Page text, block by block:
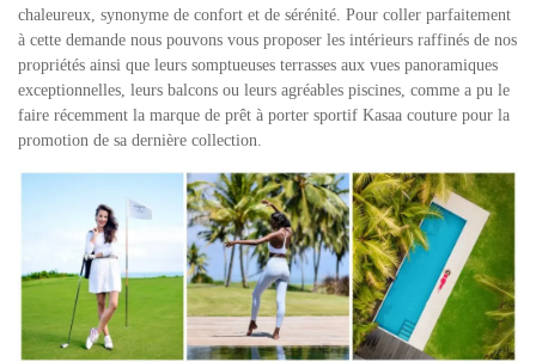
chaleureux, synonyme de confort et de sérénité. Pour coller parfaitement
à cette demande nous pouvons vous proposer les intérieurs raffinés de nos
propriétés ainsi que leurs somptueuses terrasses aux vues panoramiques
exceptionnelles, leurs balcons ou leurs agréables piscines, comme a pu le
faire récemment la marque de prêt à porter sportif Kasaa couture pour la
promotion de sa dernière collection.